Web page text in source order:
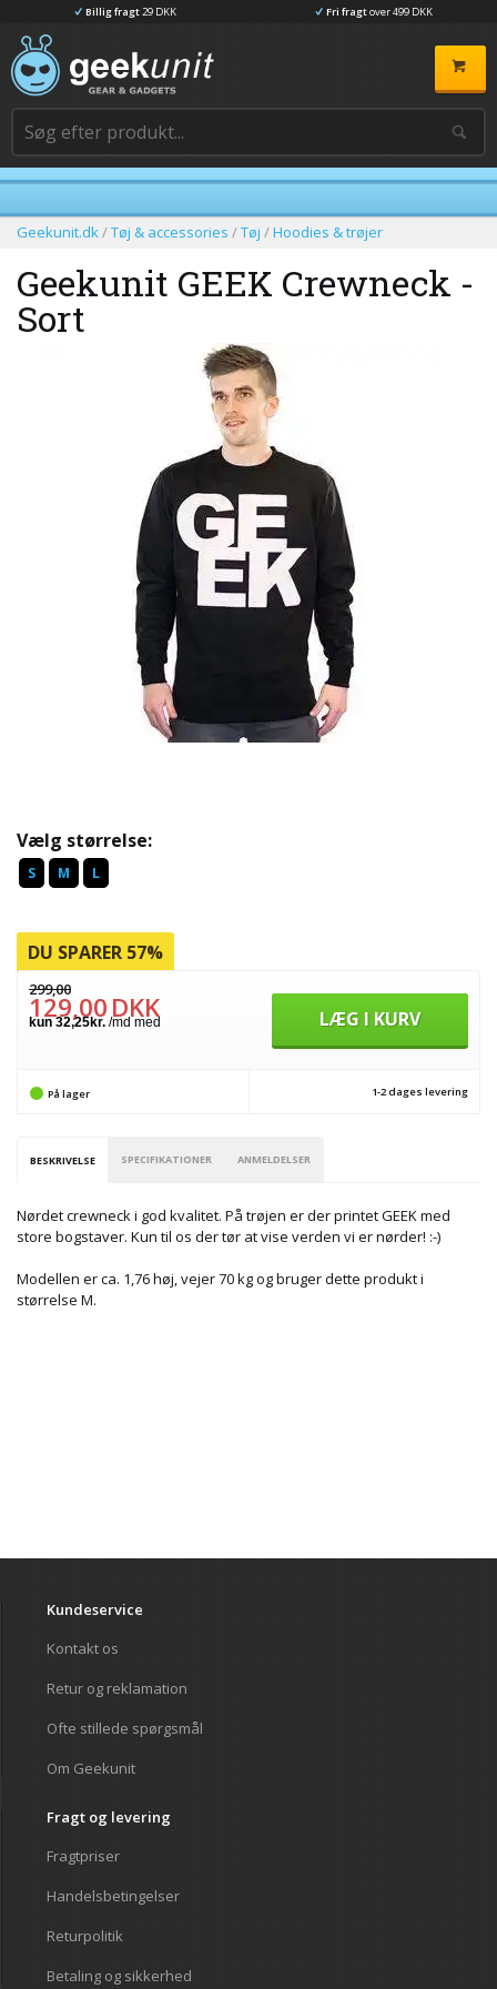
Billig fragt29 DKK Fri fragtover 499 DKK
Geekunit.dk/Tøj & accessories /Tøj /Hoodies & trøjer
Geekunit GEEK Crewneck -
Sort
Vælg størrelse:
S M L
DU SPARER 57%
299,00
129,00DKK LÆG I KURV
På lager 1-2 dages levering
BESKRIVELSE SPECIFIKATIONER ANMELDELSER
Nørdet crewneck i god kvalitet. På trøjen er der printet GEEK med
store bogstaver. Kun til os der tør at vise verden vi er nørder! :-)
Modellen er ca. 1,76 høj, vejer 70 kg og bruger dette produkt i
størrelse M.
Kundeservice
Kontakt os
Retur og reklamation
Ofte stillede spørgsmål
Om Geekunit
Fragt og levering
Fragtpriser
Handelsbetingelser
Returpolitik
Betaling og sikkerhed